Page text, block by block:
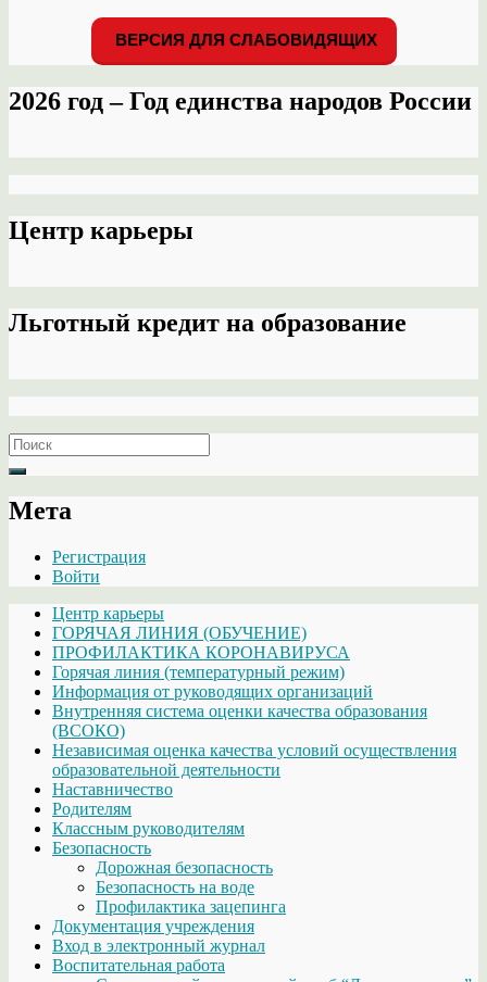
ВЕРСИЯ ДЛЯ СЛАБОВИДЯЩИХ
2026 год – Год единства народов России
Центр карьеры
Льготный кредит на образование
Search
for:
Мета
Регистрация
Войти
Центр карьеры
ГОРЯЧАЯ ЛИНИЯ (ОБУЧЕНИЕ)
ПРОФИЛАКТИКА КОРОНАВИРУСА
Горячая линия (температурный режим)
Информация от руководящих организаций
Внутренняя система оценки качества образования
(ВСОКО)
Независимая оценка качества условий осуществления
образовательной деятельности
Наставничество
Родителям
Классным руководителям
Безопасность
Дорожная безопасность
Безопасность на воде
Профилактика зацепинга
Документация учреждения
Вход в электронный журнал
Воспитательная работа